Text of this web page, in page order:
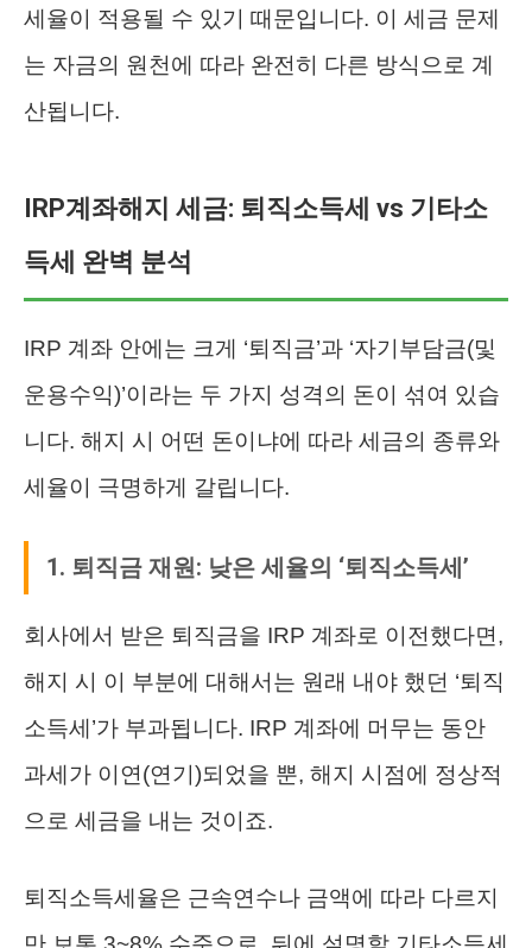
세율이 적용될 수 있기 때문입니다. 이 세금 문제
는 자금의 원천에 따라 완전히 다른 방식으로 계
산됩니다.
IRP계좌해지 세금: 퇴직소득세 vs 기타소
득세 완벽 분석
IRP 계좌 안에는 크게 ‘퇴직금’과 ‘자기부담금(및
운용수익)’이라는 두 가지 성격의 돈이 섞여 있습
니다. 해지 시 어떤 돈이냐에 따라 세금의 종류와
세율이 극명하게 갈립니다.
1. 퇴직금 재원: 낮은 세율의 ‘퇴직소득세’
회사에서 받은 퇴직금을 IRP 계좌로 이전했다면,
해지 시 이 부분에 대해서는 원래 내야 했던 ‘퇴직
소득세’가 부과됩니다. IRP 계좌에 머무는 동안
과세가 이연(연기)되었을 뿐, 해지 시점에 정상적
으로 세금을 내는 것이죠.
퇴직소득세율은 근속연수나 금액에 따라 다르지